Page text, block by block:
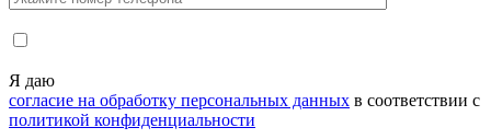
Я даю
согласие на обработку персональных данных в соответствии с
политикой конфиденциальности